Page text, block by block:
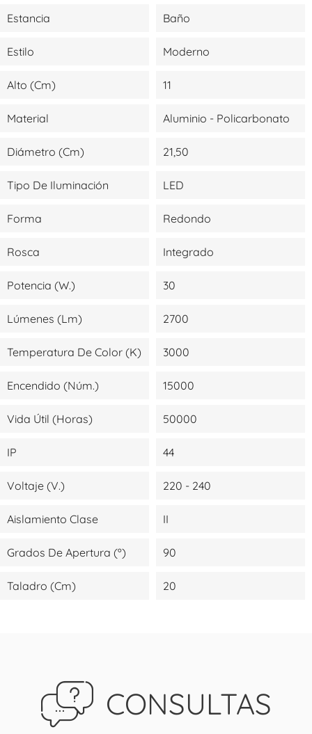
Estancia Baño
Estilo Moderno
Alto (cm) 11
Material Aluminio - Policarbonato
Diámetro (cm) 21,50
Tipo De Iluminación LED
Forma Redondo
Rosca Integrado
Potencia (W.) 30
Lúmenes (lm) 2700
Temperatura De Color (K) 3000
Encendido (Núm.) 15000
Vida Útil (Horas) 50000
IP 44
Voltaje (V.) 220 - 240
Aislamiento Clase II
Grados De Apertura (º) 90
Taladro (cm) 20
CONSULTAS